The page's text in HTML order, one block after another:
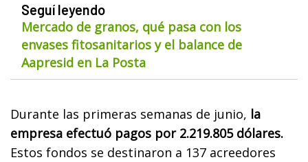
Seguí leyendo
Mercado de granos, qué pasa con los
envases fitosanitarios y el balance de
Aapresid en La Posta
Durante las primeras semanas de junio, la
empresa efectuó pagos por 2.219.805 dólares.
Estos fondos se destinaron a 137 acreedores